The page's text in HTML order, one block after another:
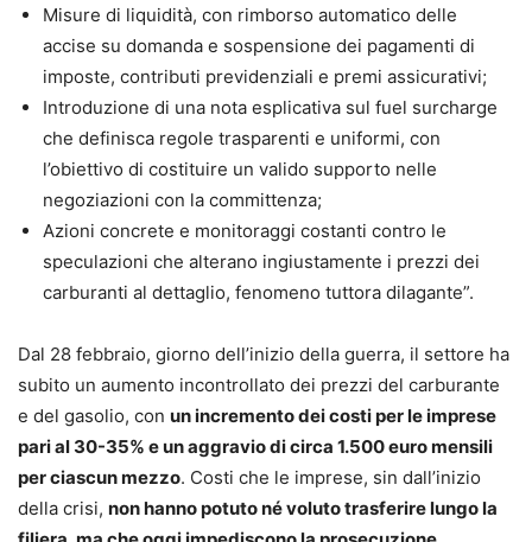
Misure di liquidità, con rimborso automatico delle
accise su domanda e sospensione dei pagamenti di
imposte, contributi previdenziali e premi assicurativi;
Introduzione di una nota esplicativa sul fuel surcharge
che definisca regole trasparenti e uniformi, con
l’obiettivo di costituire un valido supporto nelle
negoziazioni con la committenza;
Azioni concrete e monitoraggi costanti contro le
speculazioni che alterano ingiustamente i prezzi dei
carburanti al dettaglio, fenomeno tuttora dilagante”.
Dal 28 febbraio, giorno dell’inizio della guerra, il settore ha
subito un aumento incontrollato dei prezzi del carburante
e del gasolio, con un incremento dei costi per le imprese
pari al 30-35% e un aggravio di circa 1.500 euro mensili
per ciascun mezzo. Costi che le imprese, sin dall’inizio
della crisi, non hanno potuto né voluto trasferire lungo la